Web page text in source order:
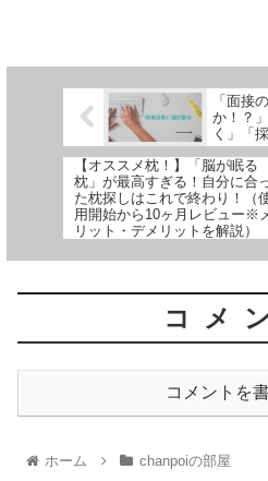
「面接
か！？
く」「
【オススメ枕！】「脳が眠る
枕」が最高すぎる！自分に合
た枕探しはこれで終わり！（
用開始から10ヶ月レビュー※
リット・デメリットを解説）
コメ
コメントを
ホーム chanpoiの部屋